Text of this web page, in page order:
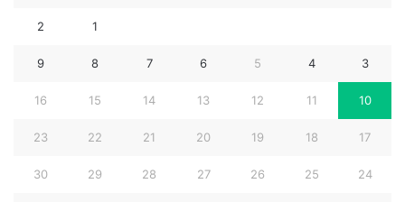
1
2
3
4
5
6
7
8
9
10
11
12
13
14
15
16
17
18
19
20
21
22
23
24
25
26
27
28
29
30